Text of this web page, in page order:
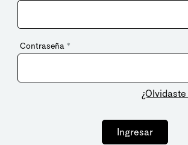
Contraseña *
Ingresar